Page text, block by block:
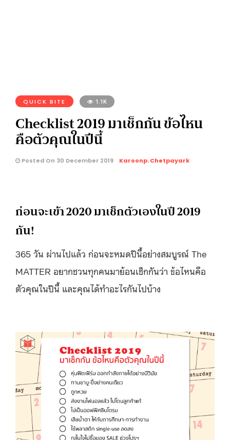
QUICK BITE 1.1K
Checklist 2019 มาเช็กกัน ข้อไหน
คือตัวคุณในปีนี้
Posted On 30 December 2019 Karoonp. Chetpayark
ก่อนจะเข้า 2020 มาเช็กตัวเองในปี 2019
กัน!
365 วัน ผ่านไปแล้ว ก่อนจะหมดปีนี้อย่างสมบูรณ์ The
MATTER อยากชวนทุกคนมาย้อนเช็กกันว่า ข้อไหนคือ
ตัวคุณในปีนี้ และคุณได้ทำอะไรกันไปบ้าง